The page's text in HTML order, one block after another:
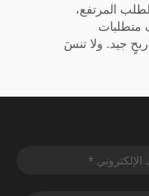
المرتفع،
متطلبات
جيد. ولا تنسَ